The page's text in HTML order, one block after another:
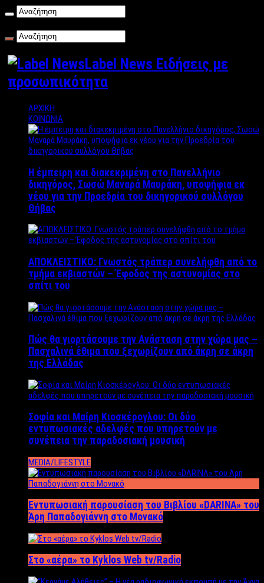
Label News Ειδήσεις με
προσωπικότητα
ΑΡΧΙΚΗ
ΚΟΙΝΩΝΙΑ
Η έμπειρη και διακεκριμένη στο Πανελλήνιο
δικηγόρος, Σωσώ Μαναρά Μαυράκη, υποψήφια εκ
νέου για την Προεδρία του δικηγορικού συλλόγου
Θήβας
ΑΠΟΚΛΕΙΣΤΙΚΟ: Γνωστός τράπερ συνελήφθη από το
τμήμα εκβιαστών – Έφοδος της αστυνομίας στο
σπίτι του
Πώς θα γιορτάσουμε την Ανάσταση στην χώρα μας –
Πασχαλινά έθιμα που ξεχωρίζουν από άκρη σε άκρη
της Ελλάδας
Σοφία και Μαίρη Κιοσκέρογλου: Οι δύο
εντυπωσιακές αδελφές που υπηρετούν με
συνέπεια την παραδοσιακή μουσική
MEDIA/LIFESTYLE
Εντυπωσιακή παρουσίαση του Βιβλίου «DARINA» του
Άρη Παπαδογιάννη στο Μονακό
Στο «αέρα» το Kyklos Web tv/Radio